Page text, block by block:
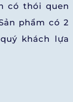
có thói quen
phẩm có 2
khách lựa